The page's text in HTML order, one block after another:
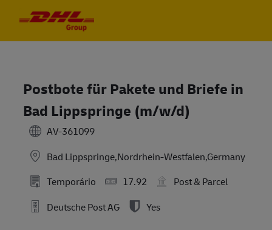
Postbote für Pakete und Briefe in
Bad Lippspringe (m/w/d)
AV-361099
Bad Lippspringe,Nordrhein-Westfalen,Germany
Temporário
17.92
Post & Parcel
Deutsche Post AG
Yes